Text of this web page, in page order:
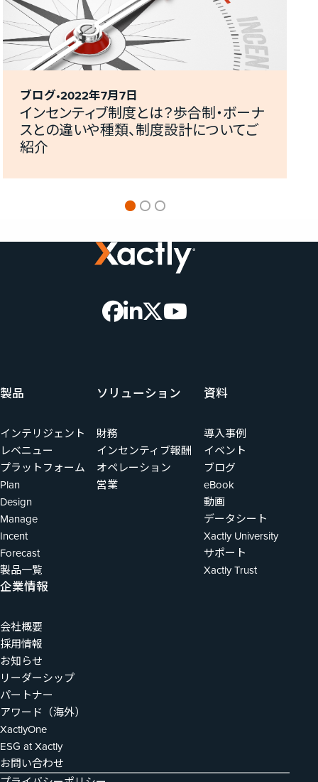
ブログ 2022年7月7日
インセンティブ制度とは？歩合制・ボーナ
スとの違いや種類、制度設計についてご
紹介
製品
インテリジェント
レベニュー
プラットフォーム
Plan
Design
Manage
Incent
Forecast
製品一覧
ソリューション
財務
インセンティブ報酬
オペレーション
営業
資料
導入事例
イベント
ブログ
eBook
動画
データシート
Xactly University
サポート
Xactly Trust
企業情報
会社概要
採用情報
お知らせ
リーダーシップ
パートナー
アワード（海外）
XactlyOne
ESG at Xactly
お問い合わせ